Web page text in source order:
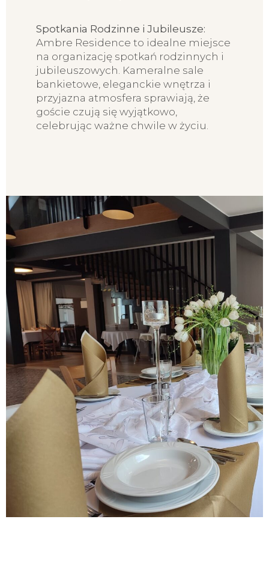
Spotkania Rodzinne i Jubileusze:
Ambre Residence to idealne miejsce
na organizację spotkań rodzinnych i
jubileuszowych. Kameralne sale
bankietowe, eleganckie wnętrza i
przyjazna atmosfera sprawiają, że
goście czują się wyjątkowo,
celebrując ważne chwile w życiu.